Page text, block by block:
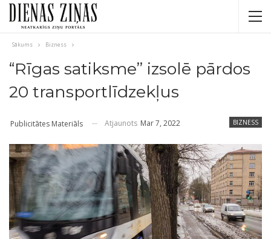
Sākums Bizness
“Rīgas satiksme” izsolē pārdos
20 transportlīdzekļus
BIZNESS
Publicitātes Materiāls Atjaunots Mar 7, 2022